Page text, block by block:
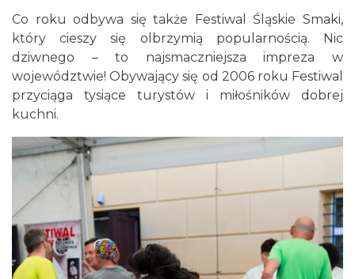
Co roku odbywa się także Festiwal Śląskie Smaki,
który cieszy się olbrzymią popularnością. Nic
dziwnego – to najsmaczniejsza impreza w
województwie! Obywający się od 2006 roku Festiwal
przyciąga tysiące turystów i miłośników dobrej
kuchni.